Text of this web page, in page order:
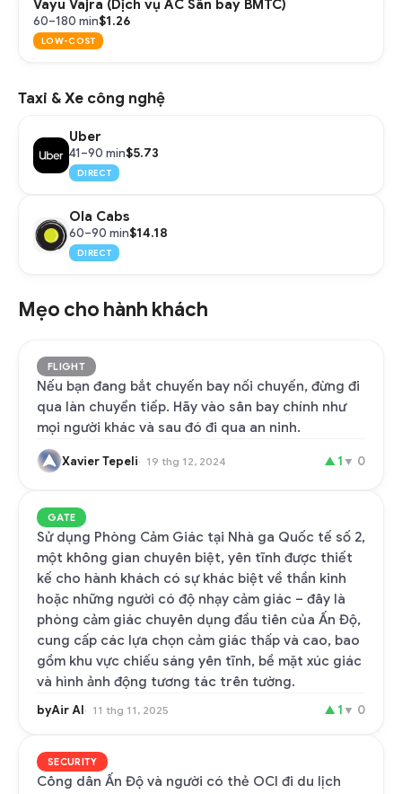
Vayu Vajra (Dịch vụ AC Sân bay BMTC)
60–180 min$1.26
LOW-COST
Taxi & Xe công nghệ
Uber
41–90 min$5.73
DIRECT
Ola Cabs
60–90 min$14.18
DIRECT
Mẹo cho hành khách
FLIGHT
Nếu bạn đang bắt chuyến bay nối chuyến, đừng đi
qua làn chuyển tiếp. Hãy vào sân bay chính như
mọi người khác và sau đó đi qua an ninh.
Xavier Tepeli 19 thg 12, 2024 ▲ 1 ▼ 0
GATE
Sử dụng Phòng Cảm Giác tại Nhà ga Quốc tế số 2,
một không gian chuyên biệt, yên tĩnh được thiết
kế cho hành khách có sự khác biệt về thần kinh
hoặc những người có độ nhạy cảm giác – đây là
phòng cảm giác chuyên dụng đầu tiên của Ấn Độ,
cung cấp các lựa chọn cảm giác thấp và cao, bao
gồm khu vực chiếu sáng yên tĩnh, bề mặt xúc giác
và hình ảnh động tương tác trên tường.
byAir AI 11 thg 11, 2025 ▲ 1 ▼ 0
SECURITY
Công dân Ấn Độ và người có thẻ OCI đi du lịch